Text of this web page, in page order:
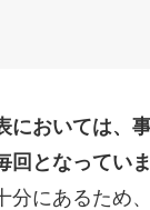
においては、
回となっていま
分にあるため